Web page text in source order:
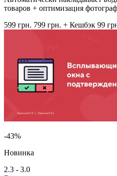
товаров + оптимизация
599 грн. 799 грн. + Кешбэк 99
-43%
Новинка
2.3 - 3.0